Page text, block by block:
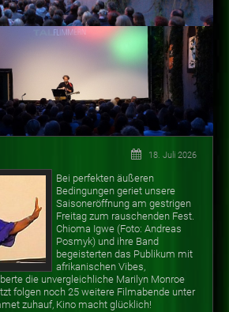
18. Juli 2026
Bei perfekten äußeren
Bedingungen geriet unsere
Saisoneröffnung am gestrigen
Freitag zum rauschenden Fest.
Chioma Igwe (Foto: Andreas
Posmyk) und ihre Band
begeisterten das Publikum mit
afrikanischen Vibes,
die unvergleichliche Marilyn Monroe
folgen noch 25 weitere Filmabende unter
zuhauf, Kino macht glücklich!